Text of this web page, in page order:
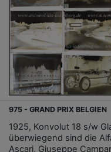
975 - GRAND PRIX BELGIEN
1925, Konvolut 18 s/w
überwiegend sind die
Ascari, Giuseppe